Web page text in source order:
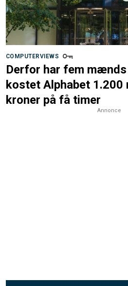
COMPUTERVIEWS
Derfor har fem
kostet Alphabet 1.200
kroner på få timer
Annonce